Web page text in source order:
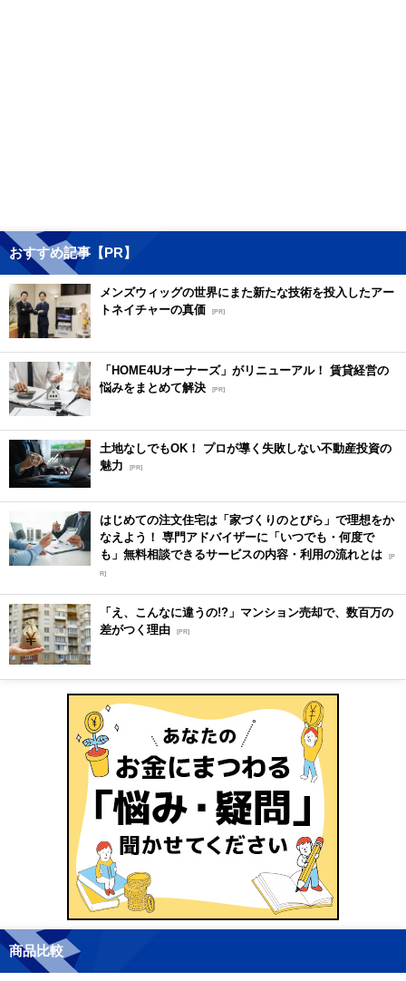
おすすめ記事【PR】
メンズウィッグの世界にまた新たな技術を投入したアー
トネイチャーの真価 [PR]
「HOME4Uオーナーズ」がリニューアル！ 賃貸経営の
悩みをまとめて解決 [PR]
土地なしでもOK！ プロが導く失敗しない不動産投資の
魅力
[PR]
はじめての注文住宅は「家づくりのとびら」で理想をか
なえよう！ 専門アドバイザーに「いつでも・何度で
も」無料相談できるサービスの内容・利用の流れとは [P
R]
「え、こんなに違うの!?」マンション売却で、数百万の
差がつく理由 [PR]
商品比較